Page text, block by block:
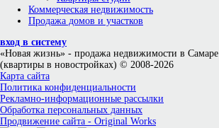
Коммерческая недвижимость
Продажа домов и участков
вход в систему
«Новая жизнь» - продажа недвижимости в Самаре
(квартиры в новостройках) © 2008-2026
Карта сайта
Политика конфиденциальности
Рекламно-информационные рассылки
Обработка персональных данных
Продвижение сайта - Original Works